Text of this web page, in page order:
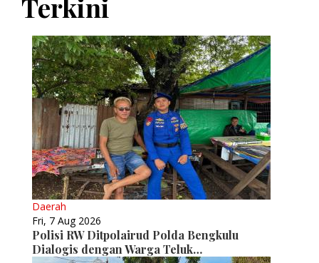
Daerah
Fri, 7 Aug 2026
Polisi RW Ditpolairud Polda Bengkulu
Dialogis dengan Warga Teluk…